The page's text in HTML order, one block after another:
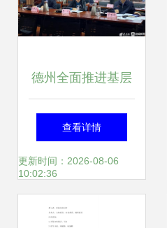
德州全面推进基层
文体“三有”建设，
全年文体活动不少
于5万场
查看详情
更新时间：2026-08-06
10:02:36